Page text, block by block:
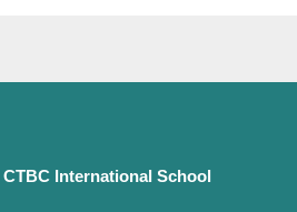
CTBC International School